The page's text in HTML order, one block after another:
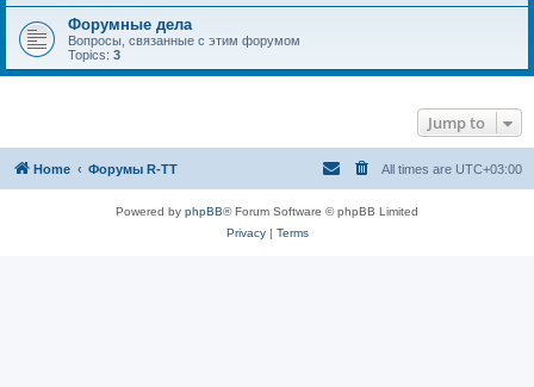
Форумные дела
Вопросы, связанные с этим форумом
Topics: 3
Jump to
Home Форумы R-TT All times are UTC+03:00
Powered by phpBB® Forum Software © phpBB Limited
Privacy| Terms